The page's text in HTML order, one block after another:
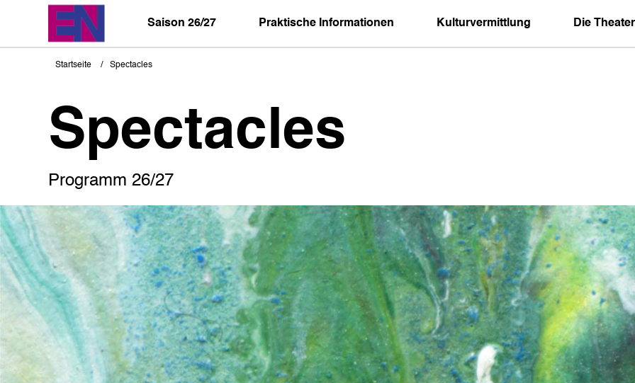
Saison 26/27 Praktische Informationen Kulturvermittlung Die Theater
Pfadnavigation
Startseite Spectacles
Spectacles
Programm 26/27